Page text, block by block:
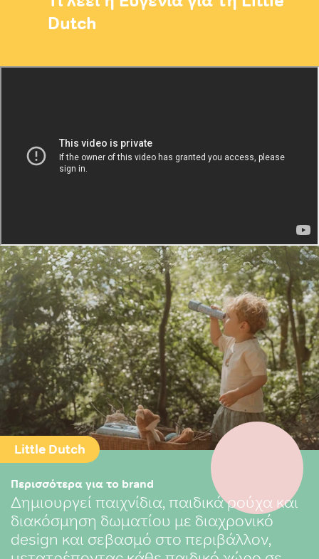
Dutch
Little Dutch
Περισσότερα για το brand
Δημιουργεί παιχνίδια, παιδικά ρούχα και
διακόσμηση δωματίου με διαχρονικό
design και σεβασμό στο περιβάλλον,